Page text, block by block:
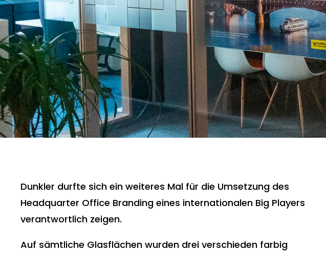
Dunkler durfte sich ein weiteres Mal für die Umsetzung des
Headquarter Office Branding eines internationalen Big Players
verantwortlich zeigen.
Auf sämtliche Glasflächen wurden drei verschieden farbig